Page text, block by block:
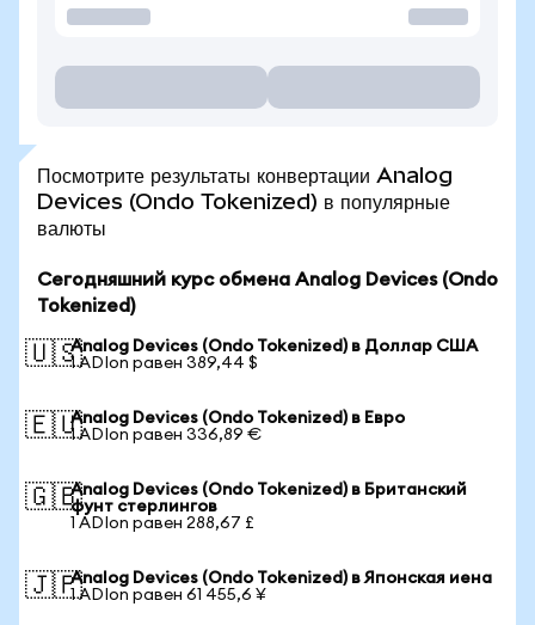
Посмотрите результаты конвертации Analog
Devices (Ondo Tokenized) в популярные
валюты
Сегодняшний курс обмена Analog Devices (Ondo
Tokenized)
🇺🇸Analog Devices (Ondo Tokenized) в Доллар США
1 ADIon равен 389,44 $
🇪🇺Analog Devices (Ondo Tokenized) в Евро
1 ADIon равен 336,89 €
🇬🇧Analog Devices (Ondo Tokenized) в Британский
фунт стерлингов
1 ADIon равен 288,67 £
🇯🇵Analog Devices (Ondo Tokenized) в Японская иена
1 ADIon равен 61 455,6 ¥